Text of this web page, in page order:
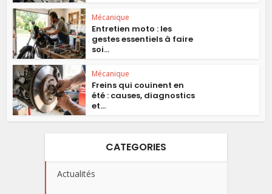
Mécanique
Entretien moto : les
gestes essentiels à faire
soi...
Mécanique
Freins qui couinent en
été : causes, diagnostics
et...
CATEGORIES
Actualités